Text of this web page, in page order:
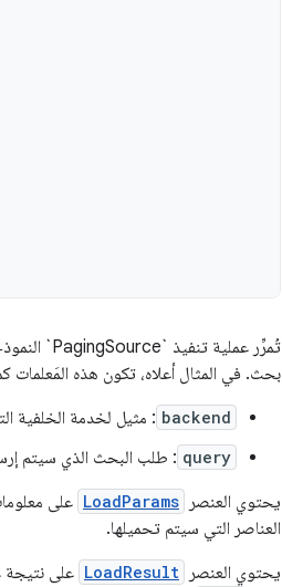
تُمرِّر عملية تنفيذ `PagingSource` النموذجية المَعلمات المقدَّمة في الدالة الإنشائية إلى الطريقة
بحث. في المثال أعلاه، تكون هذه المَعلمات
backend : مثيل لخدمة الخلفية
query : طلب البحث الذي سيتم
يحتوي العنصر LoadParams على
العناصر التي سيتم تحميلها.
يحتوي العنصر
LoadResult على نتيجة